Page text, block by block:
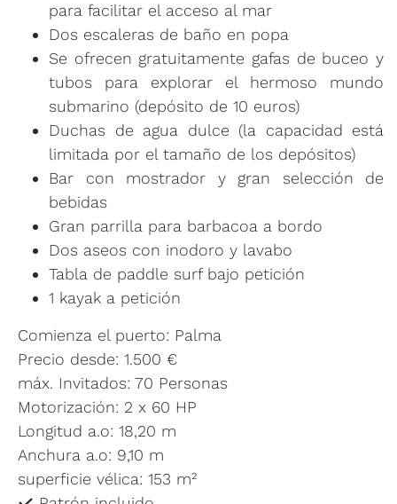
para facilitar el acceso al mar
Dos escaleras de baño en popa
Se ofrecen gratuitamente gafas de buceo y
tubos para explorar el hermoso mundo
submarino (depósito de 10 euros)
Duchas de agua dulce (la capacidad está
limitada por el tamaño de los depósitos)
Bar con mostrador y gran selección de
bebidas
Gran parrilla para barbacoa a bordo
Dos aseos con inodoro y lavabo
Tabla de paddle surf bajo petición
1 kayak a petición
Comienza el puerto: Palma
Precio desde: 1.500 €
máx. Invitados: 70 Personas
Motorización: 2 x 60 HP
Longitud a.o: 18,20 m
Anchura a.o: 9,10 m
superficie vélica: 153 m²